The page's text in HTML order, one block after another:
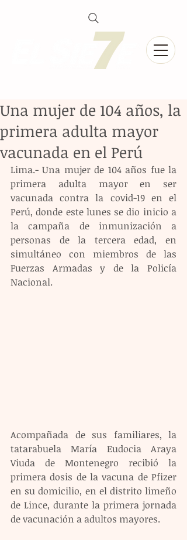
Una mujer de 104 años, la
primera adulta mayor
vacunada en el Perú
Lima.- Una mujer de 104 años fue la
primera adulta mayor en ser
vacunada contra la covid-19 en el
Perú, donde este lunes se dio inicio a
la campaña de inmunización a
personas de la tercera edad, en
simultáneo con miembros de las
Fuerzas Armadas y de la Policía
Nacional.
Acompañada de sus familiares, la
tatarabuela María Eudocia Araya
Viuda de Montenegro recibió la
primera dosis de la vacuna de Pfizer
en su domicilio, en el distrito limeño
de Lince, durante la primera jornada
de vacunación a adultos mayores.